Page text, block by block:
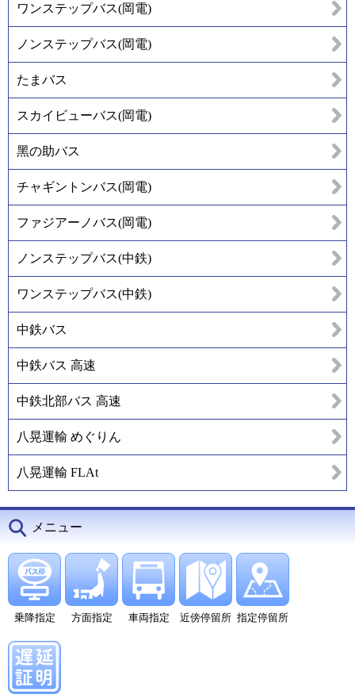
ワンステップバス(岡電)
ノンステップバス(岡電)
たまバス
スカイビューバス(岡電)
黑の助バス
チャギントンバス(岡電)
ファジアーノバス(岡電)
ノンステップバス(中鉄)
ワンステップバス(中鉄)
中鉄バス
中鉄バス 高速
中鉄北部バス 高速
八晃運輸 めぐりん
八晃運輸 FLAt
メニュー
乗降指定 方面指定 車両指定 近傍停留所 指定停留所